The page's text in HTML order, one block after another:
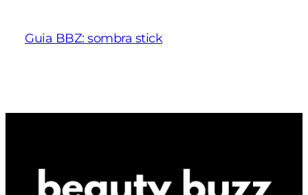
Guia BBZ: sombra stick